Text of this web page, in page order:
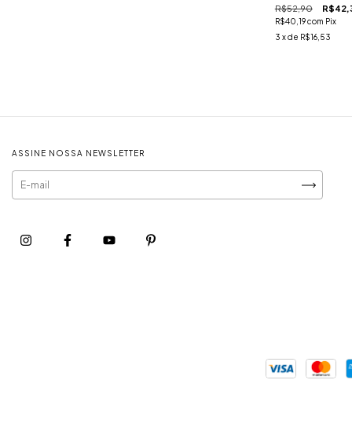
R$52,90
R$40,19com Pix
3 x de R$16,53
ASSINE NOSSA NEWSLETTER